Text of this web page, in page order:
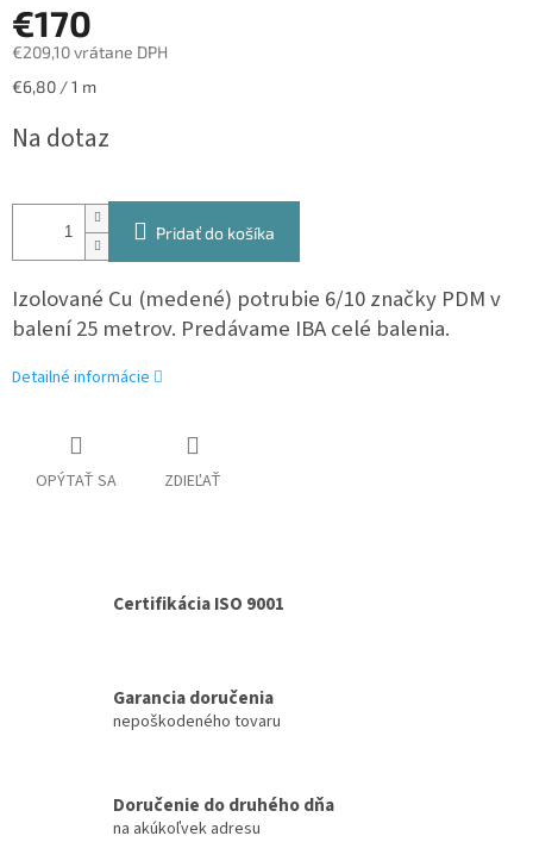
€170
€209,10 vrátane DPH
Jednotková
€6,80 / 1 m
Na dotaz
Pridať do košíka
Izolované Cu (medené) potrubie 6/10 značky PDM v
balení 25 metrov. Predávame IBA celé balenia.
Detailné informácie
OPÝTAŤ SA ZDIEĽAŤ
Certifikácia ISO 9001
Garancia doručenia
nepoškodeného tovaru
Doručenie do druhého dňa
na akúkoľvek adresu